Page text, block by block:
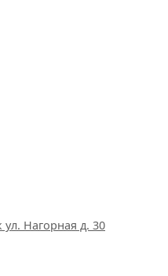
Нагорная д. 30